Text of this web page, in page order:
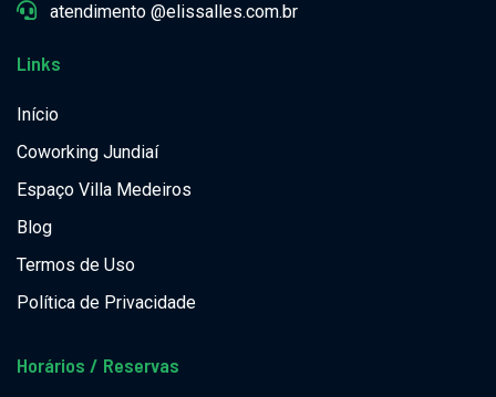
atendimento @elissalles.com.br
Links
Início
Coworking Jundiaí
Espaço Villa Medeiros
Blog
Termos de Uso
Política de Privacidade
Horários / Reservas